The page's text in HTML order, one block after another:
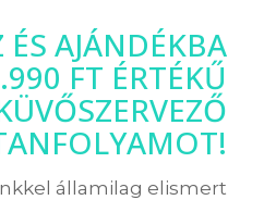
ÉS AJÁNDÉKBA
FT ÉRTÉKŰ
államilag elismert